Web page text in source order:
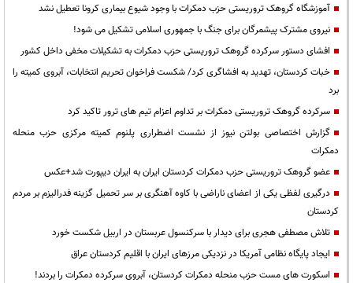
آموزشگاه گروهک تروریستی حزب دمکرات با وجود شیوع بیماری کرونا تعطیل نشد
نیروی مشترک پیشمرگان برای جنگ با جمهوری اسلامی تشکیل می شود!
افشای دستور سرکرده گروهک تروریستی حزب دمکرات به تشکیلات مخفی داخل کشور
خبات کردستان، تهدید به افشاگری کرد/ شکست فراخوان تحریم انتخابات، آبروی کمیته را
برد
سرکرده گروهک تروریستی دمکرات بر تداوم اعزام تیم های ترور تاکید کرد
گزارش اختصاصی بولتن نیوز از نشست اضطراری پلنوم کمیته مرکزی حزب منحله
دمکرات
عضو گروهک تروریستی حزب دمکرات کردستان ایران به ایران دیپورت شد+عکس
درگیری‌ لفظی یکی از اعضای ناراضی با کاوه آهنگری بر سر تحمیل گزینه فدرالیزم بر مردم
کردستان
تلاش مصطفی هجری برای دیدار با سرکنسول عربستان در اربیل شکست خورد
ایجاد پایگاه نظامی آمریکا در نزدیکی مرزهای ایران با اقلیم کردستان عراق
اسکورت های مست حزب منحله دمکرات کردستان، آبروی سرکرده دمکرات را بردند!